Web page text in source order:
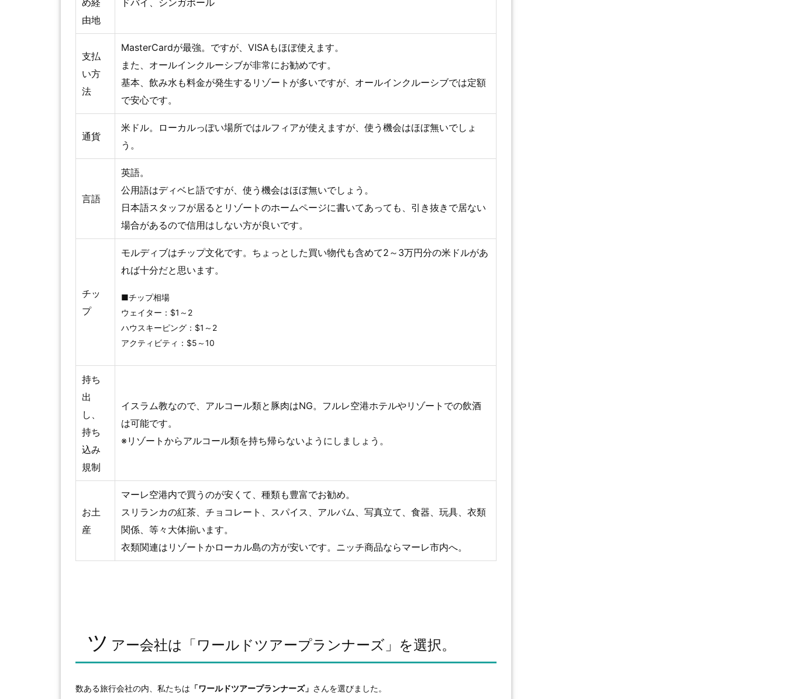
め経
由地
ドバイ、シンガポール
支払
い方
法
MasterCardが最強。ですが、VISAもほぼ使えます。
また、オールインクルーシブが非常にお勧めです。
基本、飲み水も料金が発生するリゾートが多いですが、オールインクルーシブでは定額
で安心です。
通貨
米ドル。ローカルっぽい場所ではルフィアが使えますが、使う機会はほぼ無いでしょ
う。
言語
英語。
公用語はディベヒ語ですが、使う機会はほぼ無いでしょう。
日本語スタッフが居るとリゾートのホームページに書いてあっても、引き抜きで居ない
場合があるので信用はしない方が良いです。
チッ
プ
モルディブはチップ文化です。ちょっとした買い物代も含めて2～3万円分の米ドルがあ
れば十分だと思います。
■チップ相場
ウェイター：$1～2
ハウスキーピング：$1～2
アクティビティ：$5～10
持ち
出
し、
持ち
込み
規制
イスラム教なので、アルコール類と豚肉はNG。フルレ空港ホテルやリゾートでの飲酒
は可能です。
※リゾートからアルコール類を持ち帰らないようにしましょう。
お土
産
マーレ空港内で買うのが安くて、種類も豊富でお勧め。
スリランカの紅茶、チョコレート、スパイス、アルバム、写真立て、食器、玩具、衣類
関係、等々大体揃います。
衣類関連はリゾートかローカル島の方が安いです。ニッチ商品ならマーレ市内へ。
ツ アー会社は「ワールドツアープランナーズ」を選択。
数ある旅行会社の内、私たちは 「ワールドツアープランナーズ」 さんを選びました。